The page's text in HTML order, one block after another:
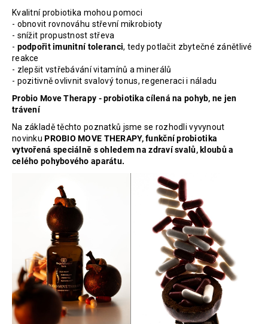
Kvalitní probiotika mohou pomoci
- obnovit rovnováhu střevní mikrobioty
- snížit propustnost střeva
- podpořit imunitní toleranci, tedy potlačit zbytečné zánětlivé
reakce
- zlepšit vstřebávání vitamínů a minerálů
- pozitivně ovlivnit svalový tonus, regeneraci i náladu
Probio Move Therapy - probiotika cílená na pohyb, ne jen
trávení
Na základě těchto poznatků jsme se rozhodli vyvynout
novinkuPROBIO MOVE THERAPY, funkční probiotika
vytvořená speciálně s ohledem na zdraví svalů, kloubů a
celého pohybového aparátu.